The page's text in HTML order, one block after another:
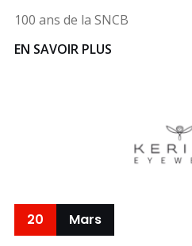
100 ans de la SNCB
EN SAVOIR PLUS
20 Mars